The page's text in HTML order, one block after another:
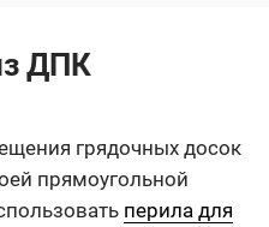
ДПК
грядочных досок
прямоугольной
перила для